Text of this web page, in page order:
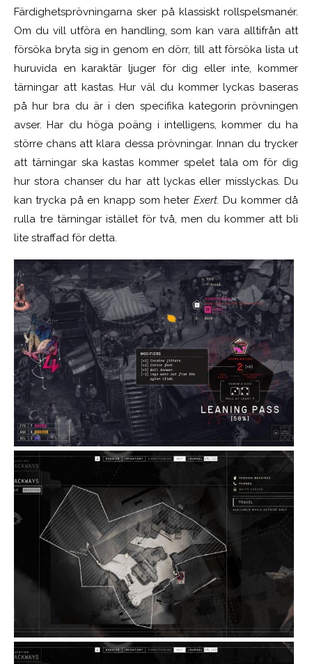
Färdighetsprövningarna sker på klassiskt rollspelsmanér.
Om du vill utföra en handling, som kan vara alltifrån att
försöka bryta sig in genom en dörr, till att försöka lista ut
huruvida en karaktär ljuger för dig eller inte, kommer
tärningar att kastas. Hur väl du kommer lyckas baseras
på hur bra du är i den specifika kategorin prövningen
avser. Har du höga poäng i intelligens, kommer du ha
större chans att klara dessa prövningar. Innan du trycker
att tärningar ska kastas kommer spelet tala om för dig
hur stora chanser du har att lyckas eller misslyckas. Du
kan trycka på en knapp som heter Exert. Du kommer då
rulla tre tärningar istället för två, men du kommer att bli
lite straffad för detta.